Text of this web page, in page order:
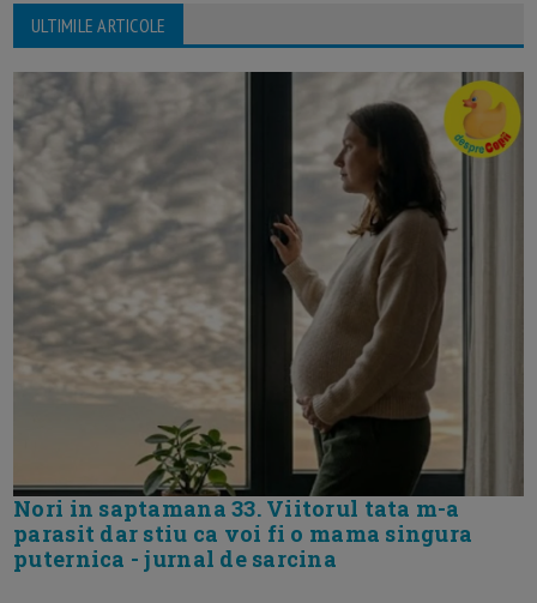
ULTIMILE ARTICOLE
Nori in saptamana 33. Viitorul tata m-a
parasit dar stiu ca voi fi o mama singura
puternica - jurnal de sarcina